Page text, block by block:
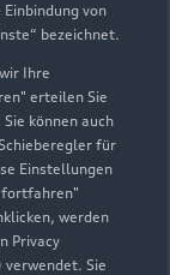
von
bezeichnet.
Ihre
erteilen Sie
können auch
für
Einstellungen
fortfahren"
werden
Privacy
Sie